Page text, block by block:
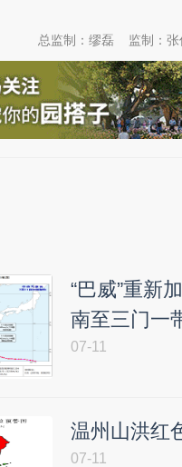
监制：张
总监制：缪磊
“巴威”重新
南至三门一
07-11
温州山洪红
07-11